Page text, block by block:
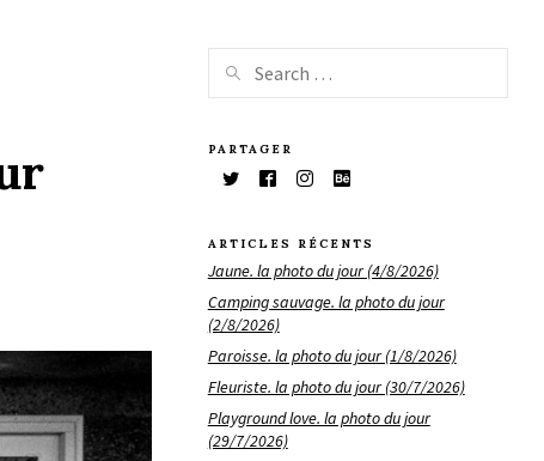
PARTAGER
ARTICLES RÉCENTS
Jaune. la photo du jour (4/8/2026)
Camping sauvage. la photo du jour
(2/8/2026)
Paroisse. la photo du jour (1/8/2026)
Fleuriste. la photo du jour (30/7/2026)
Playground love. la photo du jour
(29/7/2026)